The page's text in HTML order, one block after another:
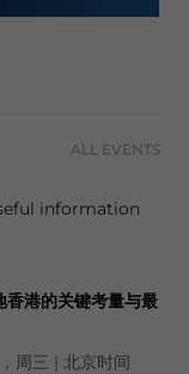
ALL EVENTS
information
港的关键考量与最
周三 | 北京时间